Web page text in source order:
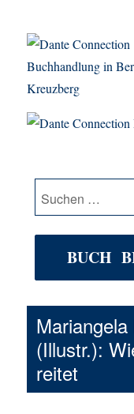
Dante
Suche
nach:
BUCH
(Illustr.):
reitet